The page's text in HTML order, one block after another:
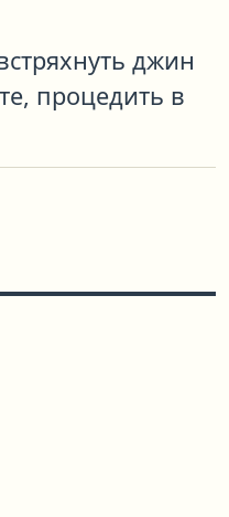
джин
процедить в